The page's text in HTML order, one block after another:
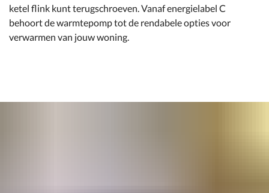
ketel flink kunt terugschroeven. Vanaf energielabel C
behoort de warmtepomp tot de rendabele opties voor
verwarmen van jouw woning.